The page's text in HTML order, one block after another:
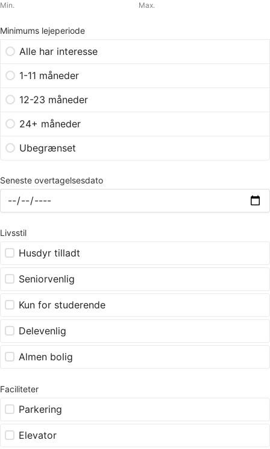
Min. Max.
Minimums lejeperiode
Alle har interesse
1-11 måneder
12-23 måneder
24+ måneder
Ubegrænset
Seneste overtagelsesdato
Livsstil
Husdyr tilladt
Seniorvenlig
Kun for studerende
Delevenlig
Almen bolig
Faciliteter
Parkering
Elevator